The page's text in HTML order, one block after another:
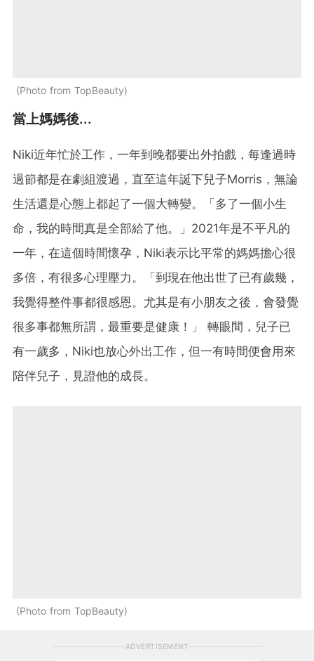
Photo from TopBeauty
當上媽媽後...
Niki近年忙於工作，一年到晚都要出外拍戲，每逢過時
過節都是在劇組渡過，直至這年誕下兒子Morris，無論
生活還是心態上都起了一個大轉變。「多了一個小生
命，我的時間真是全部給了他。」2021年是不平凡的
一年，在這個時間懷孕，Niki表示比平常的媽媽擔心很
多倍，有很多心理壓力。「到現在他出世了已有歲幾，
我覺得整件事都很感恩。尤其是有小朋友之後，會發覺
很多事都無所謂，最重要是健康！」 轉眼間，兒子已
有一歲多，Niki也放心外出工作，但一有時間便會用來
陪伴兒子，見證他的成長。
Photo from TopBeauty
ADVERTISEMENT